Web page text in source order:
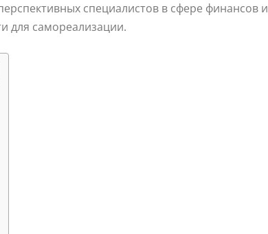
специалистов в сфере финансов и
для самореализации.